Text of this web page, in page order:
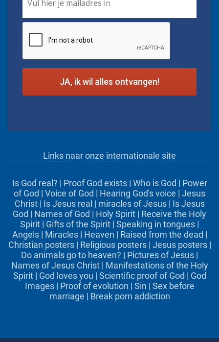
Links naar onze internationale site
Is God real? | Proof God exists| Who is God | Power
of God | Voice of God | Hearing God's voice | Jesus
Christ| Is Jesus real | miracles of Jesus| Is Jesus
God | Names of God | Holy Spirit | Receive the Holy
Spirit | Gifts of the Spirit | Speaking in tongues |
Angels| Miracles| Heaven | Raised from the dead |
Christian posters| Religious posters| Jesus posters|
Do animals go to heaven? | Pictures of Jesus |
Names of Jesus Christ| Manifestations of the Holy
Spirit| God loves you | Scientific proof of God | God
Images| Proof of evolution | Sin | Sex before
marriage | Break porn addiction